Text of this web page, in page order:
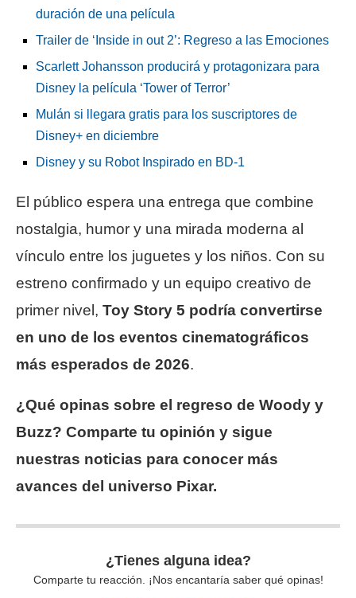
duración de una película
Trailer de ‘Inside in out 2’: Regreso a las Emociones
Scarlett Johansson producirá y protagonizara para
Disney la película ‘Tower of Terror’
Mulán si llegara gratis para los suscriptores de
Disney+ en diciembre
Disney y su Robot Inspirado en BD-1
El público espera una entrega que combine
nostalgia, humor y una mirada moderna al
vínculo entre los juguetes y los niños. Con su
estreno confirmado y un equipo creativo de
primer nivel, Toy Story 5 podría convertirse
en uno de los eventos cinematográficos
más esperados de 2026.
¿Qué opinas sobre el regreso de Woody y
Buzz? Comparte tu opinión y sigue
nuestras noticias para conocer más
avances del universo Pixar.
¿Tienes alguna idea?
Comparte tu reacción. ¡Nos encantaría saber qué opinas!